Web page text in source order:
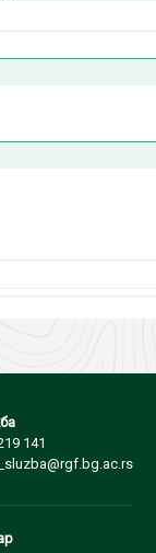
141